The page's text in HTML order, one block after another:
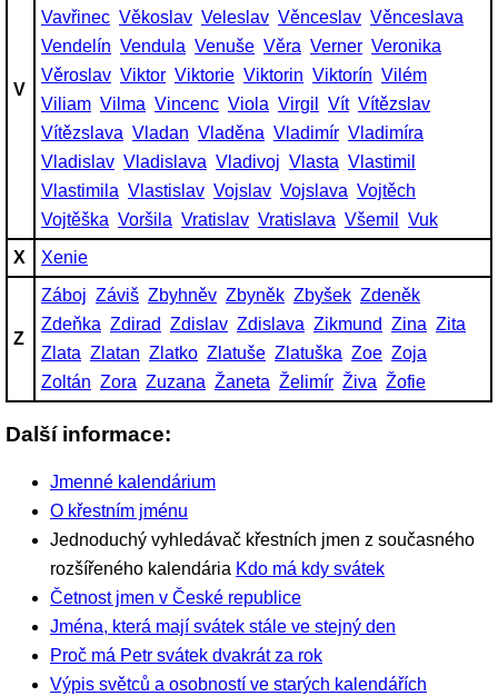
V
Vavřinec Věkoslav Veleslav Věnceslav Věnceslava
Vendelín Vendula Venuše Věra Verner Veronika
Věroslav Viktor Viktorie Viktorin Viktorín Vilém
Viliam Vilma Vincenc Viola Virgil Vít Vítězslav
Vítězslava Vladan Vladěna Vladimír Vladimíra
Vladislav Vladislava Vladivoj Vlasta Vlastimil
Vlastimila Vlastislav Vojslav Vojslava Vojtěch
Vojtěška Voršila Vratislav Vratislava Všemil
Vuk
X
Xenie
Z
Záboj Záviš Zbyhněv Zbyněk Zbyšek Zdeněk
Zdeňka Zdirad Zdislav Zdislava Zikmund Zina Zita
Zlata Zlatan Zlatko Zlatuše Zlatuška Zoe Zoja
Zoltán Zora Zuzana Žaneta Želimír Živa Žofie
Další informace:
Jmenné kalendárium
O křestním jménu
Jednoduchý vyhledávač křestních jmen z současného
rozšířeného kalendária Kdo má kdy svátek
Četnost jmen v České republice
Jména, která mají svátek stále ve stejný den
Proč má Petr svátek dvakrát za rok
Výpis světců a osobností ve starých kalendářích